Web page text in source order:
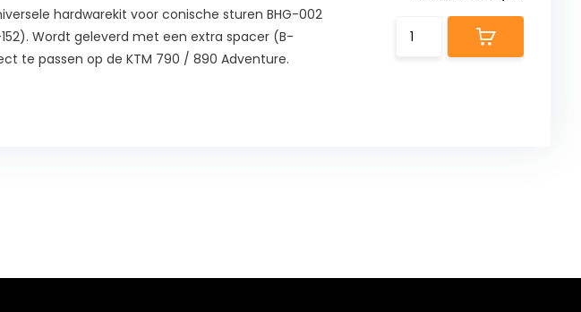
hardwarekit voor conische sturen BHG-002
Wordt geleverd met een extra spacer (B-
te passen op de KTM 790 / 890 Adventure.